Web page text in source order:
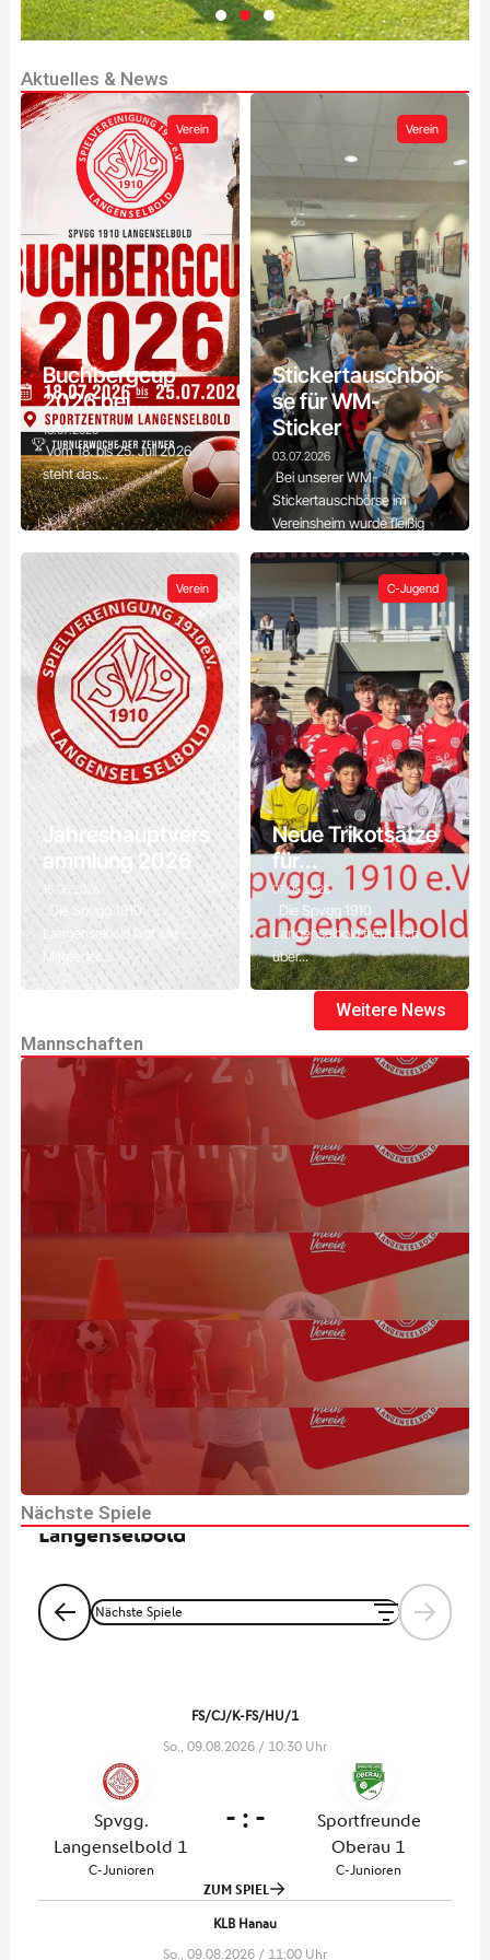
Lust auf
Fußball?
Egal ob Anfänger
oder erfahrener
Spieler - bei uns
findest du das
richtige Team. Komm
zu einem
Probetraining vorbei!
Zum
Probetraining
Aktuelles & News
Verein
Buchbergcup
2026 bei...
13.07.2026
Vom 18. bis 25. Juli 2026
steht das...
Verein
Stickertauschbör
se für WM-
Sticker
03.07.2026
Bei unserer WM-
Stickertauschbörse im
Vereinsheim wurde fleißig
Verein
Jahreshauptvers
ammlung 2026
15.06.2026
Die Spvgg 1910
Langenselbold lädt alle
Mitglieder...
C-Jugend
Neue Trikotsätze
für...
07.05.2026
Die Spvgg 1910
Langenselbold freut sich
über...
Weitere News
Mannschaften
x
Nächste Spiele